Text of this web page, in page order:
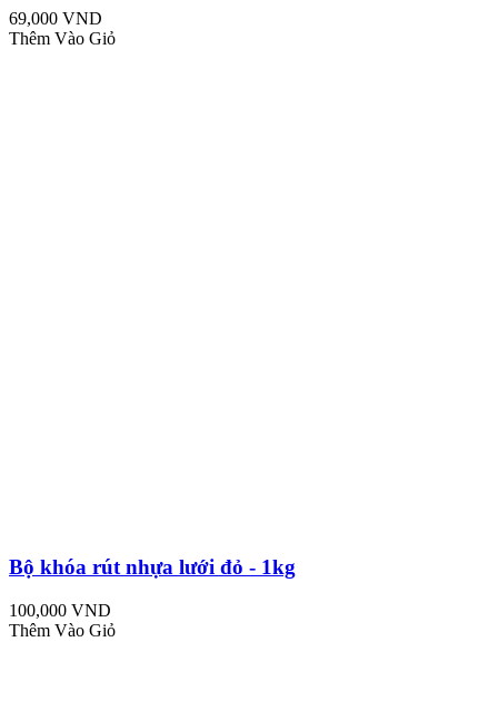
69,000 VND
Thêm Vào Giỏ
Bộ khóa rút nhựa lưới đỏ - 1kg
100,000 VND
Thêm Vào Giỏ